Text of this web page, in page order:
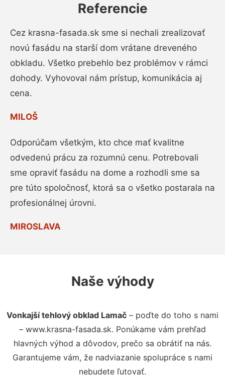
Referencie
Cez krasna-fasada.sk sme si nechali zrealizovať
novú fasádu na starší dom vrátane dreveného
obkladu. Všetko prebehlo bez problémov v rámci
dohody. Vyhovoval nám prístup, komunikácia aj
cena.
MILOŠ
Odporúčam všetkým, kto chce mať kvalitne
odvedenú prácu za rozumnú cenu. Potrebovali
sme opraviť fasádu na dome a rozhodli sme sa
pre túto spoločnosť, ktorá sa o všetko postarala na
profesionálnej úrovni.
MIROSLAVA
Naše výhody
Vonkajší tehlový obklad Lamač – poďte do toho s nami
– www.krasna-fasada.sk. Ponúkame vám prehľad
hlavných výhod a dôvodov, prečo sa obrátiť na nás.
Garantujeme vám, že nadviazanie spolupráce s nami
nebudete ľutovať.